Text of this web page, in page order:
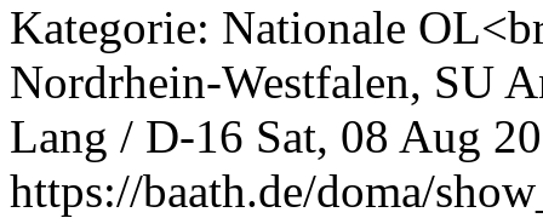
Kategorie: Nationale
Nordrhein-Westfalen, SU
Lang / D-16 Sat, 08 Aug
https://baath.de/doma/